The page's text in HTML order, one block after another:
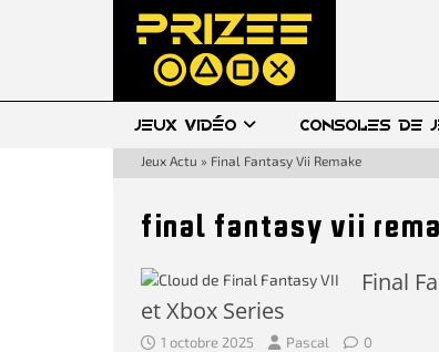
JEUX VIDÉO CONSOLES DE
Jeux Actu » Final Fantasy Vii Remake
final fantasy vii
Final
et Xbox Series
1 octobre 2025 Pascal 0